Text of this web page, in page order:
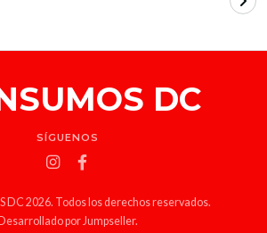
DC
SÍGUENOS
DC 2026. Todos los derechos reservados.
Desarrollado por Jumpseller.